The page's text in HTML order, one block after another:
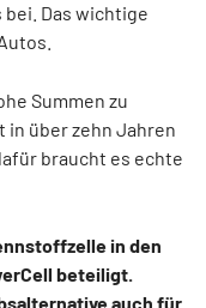
Das wichtige
Summen zu
über zehn Jahren
braucht es echte
in den
beteiligt.
auch für